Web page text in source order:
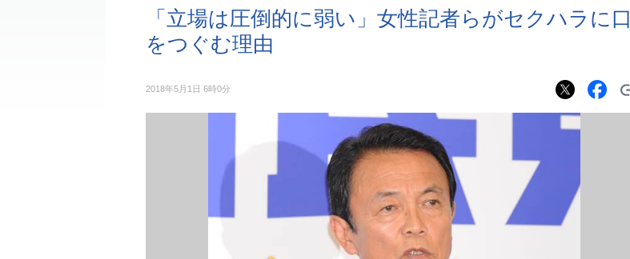
「立場は圧倒的に弱い」女性記者らがセクハラに口
をつぐむ理由
2018年5月1日 6時0分